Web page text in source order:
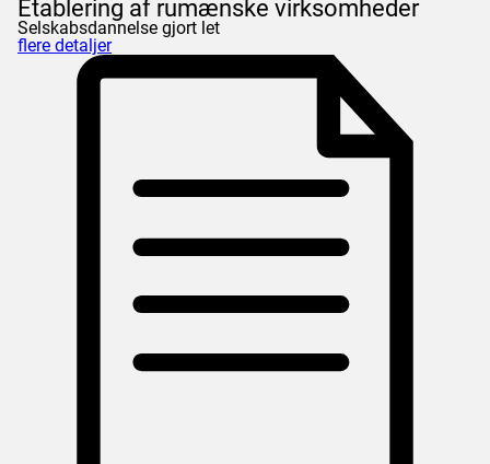
Etablering af rumænske virksomheder
Selskabsdannelse gjort let
flere detaljer